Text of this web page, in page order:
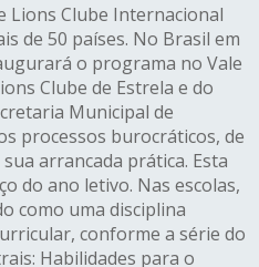
Lions Clube Internacional
de 50 países. No Brasil em
o programa no Vale
Clube de Estrela e do
Municipal de
processos burocráticos, de
arrancada prática. Esta
do ano letivo. Nas escolas,
como uma disciplina
conforme a série do
Habilidades para o